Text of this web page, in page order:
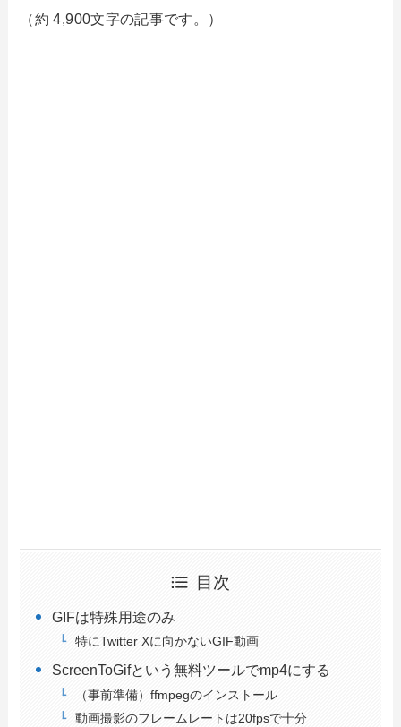
（約 4,900文字の記事です。）
目次
GIFは特殊用途のみ
特にTwitter Xに向かないGIF動画
ScreenToGifという無料ツールでmp4にする
（事前準備）ffmpegのインストール
動画撮影のフレームレートは20fpsで十分